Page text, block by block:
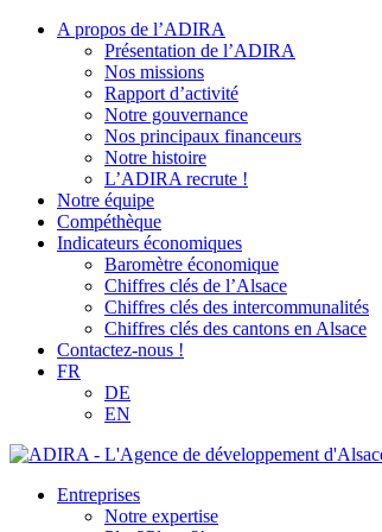
A propos de l’ADIRA
Présentation de l’ADIRA
Nos missions
Rapport d’activité
Notre gouvernance
Nos principaux financeurs
Notre histoire
L’ADIRA recrute !
Notre équipe
Compéthèque
Indicateurs économiques
Baromètre économique
Chiffres clés de l’Alsace
Chiffres clés des intercommunalités
Chiffres clés des cantons en Alsace
Contactez-nous !
FR
DE
EN
Entreprises
Notre expertise